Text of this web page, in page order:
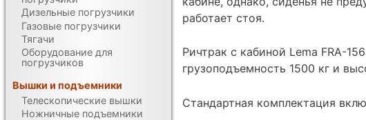
работает стоя.
Ричтрак с кабиной Lema FRA-
грузоподъемность 1500 кг и
Стандартная комплектация
Дизельные погрузчики
Газовые погрузчики
Тягачи
Оборудование для
погрузчиков
Вышки и подъемники
Телескопические вышки
Ножничные подъемники